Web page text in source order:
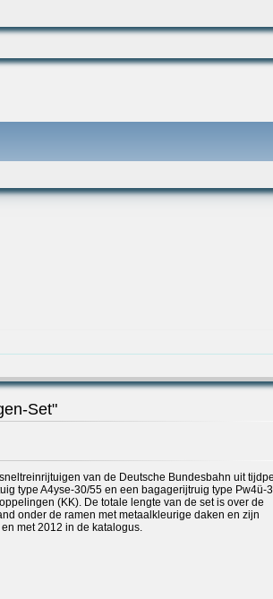
Set"
van de Deutsche Bundesbahn uit
type A4yse-30/55 en een bagagerijtruig type Pw4ü-
(KK). De totale lengte van de set is over de
onder de ramen met metaalkleurige daken en zijn
met 2012 in de katalogus.